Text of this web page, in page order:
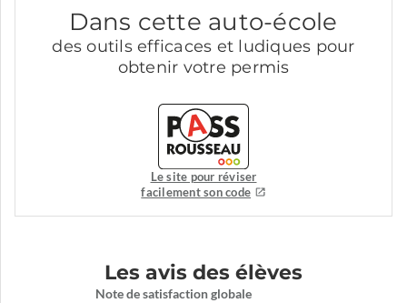
Dans cette auto-école
des outils efficaces et ludiques pour
obtenir votre permis
Le site pour réviser
facilement son code
Les avis des élèves
Note de satisfaction globale